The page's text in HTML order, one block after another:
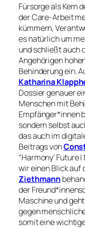
Fürsorge als Kern
der Care-Arbeit
kümmern,
es natürlich um
und schließt auch
Angehörigen
Behinderung ein.
Katharina
Dossier genauer
Menschen mit
Empfänger*innen
sondern selbst
das auch im
Beitrags von
“Harmony’ Future
wir einen Blick auf
Ziethmann
der
Maschine und
gegen
somit eine